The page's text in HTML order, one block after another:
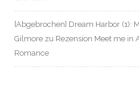
[Abgebrochen] Dream Harbor (1):
Gilmore zu Rezension Meet me in
Romance